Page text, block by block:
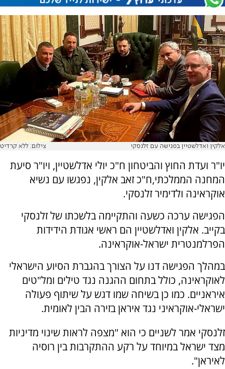
אלקין ואדלשטיין בפגישה עם זלנסקי צילום: ללא קרדיט
יו"ר ועדת החוץ והביטחון ח"כ יולי אדלשטיין, ויו"ר סיעת
המחנה הממלכתי,ח"כ זאב אלקין, נפגשו עם נשיא
אוקראינה ולדימיר זלנסקי.
הפגישה ערכה כשעה והתקיימה בלשכתו של זלנסקי
בקייב. אלקין ואדלשטיין הם ראשי אגודת הידידות
הפרלמנטרית ישראל-אוקראינה.
במהלך הפגישה דנו על הצורך בהגברת הסיוע הישראלי
לאוקראינה, כולל בתחום ההגנה נגד טילים ומל"טים
איראניים. כמו כן בשיחה שמו דגש על שיתוף פעולה
ישראלי-אוקראיני נגד איראן בזירה הבין לאומית.
זלנסקי אמר לשניים כי הוא "מצפה לראות שינוי מדיניות
מצד ישראל במיוחד על רקע ההתקרבות בין רוסיה
לאיראן".